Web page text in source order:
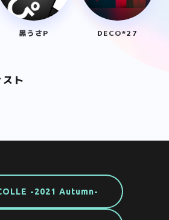
黒うさP DECO*27
ト
-2021 Autumn-